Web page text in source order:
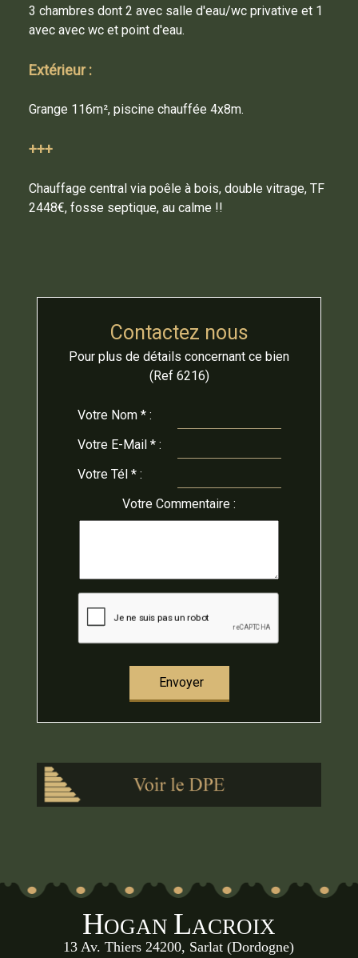
3 chambres dont 2 avec salle d'eau/wc privative et 1
avec avec wc et point d'eau.
Extérieur :
Grange 116m², piscine chauffée 4x8m.
+++
Chauffage central via poêle à bois, double vitrage, TF
2448€, fosse septique, au calme !!
Contactez nous
Pour plus de détails concernant ce bien
(Ref 6216)
Votre Nom * :
Votre E-Mail * :
Votre Tél * :
Votre Commentaire :
HOGAN LACROIX
13 Av. Thiers 24200, Sarlat (Dordogne)
Je veux recevoir une copie